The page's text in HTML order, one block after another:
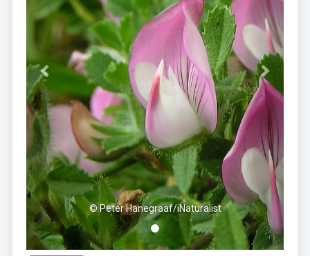
© Peter Hanegraaf/iNaturalist